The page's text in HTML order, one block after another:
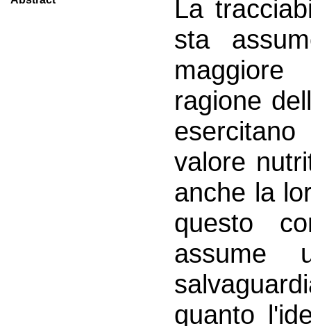
La
sta
ragione
valore
anche la
questo
assume
quanto